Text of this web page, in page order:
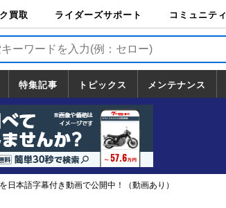
買取
買取
ライダーズサポート
ライダーズサポート
TOP
バイク輸送
バイクガレージライ
フ
バイク車両保険
ロードサービス
バイク試乗
コミュニティ
特集記事 トピックス
トピックス
一覧
ホンダ
ヤマハ
スズキ
カワサキ
ハーレーダ
ビッドソン
BMW
ドゥカティ
トライアン
フ
メンテナンス
日本語字幕付き動画で公開中！（動画あり）